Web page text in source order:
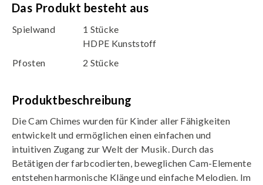
Das Produkt besteht aus
Spielwand
1 Stücke
HDPE Kunststoff
Pfosten
2 Stücke
Produktbeschreibung
Die Cam Chimes wurden für Kinder aller Fähigkeiten
entwickelt und ermöglichen einen einfachen und
intuitiven Zugang zur Welt der Musik. Durch das
Betätigen der farbcodierten, beweglichen Cam-Elemente
entstehen harmonische Klänge und einfache Melodien. Im